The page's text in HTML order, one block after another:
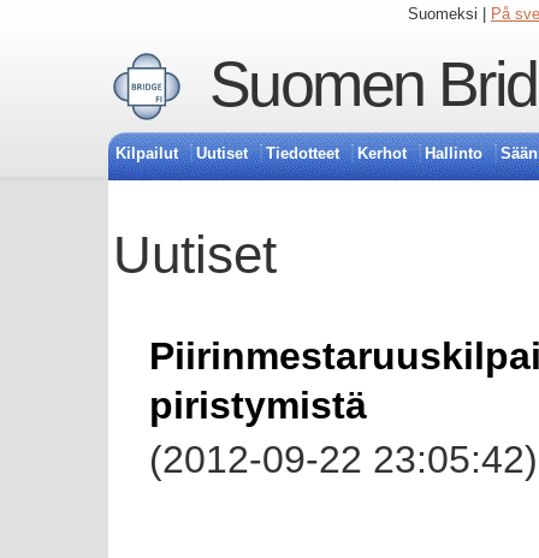
Suomeksi | På
Suomen
Kilpailut Uutiset Tiedotteet Kerhot Hallinto
Uutiset
piristymistä
(2012-09-22 23:05:42)